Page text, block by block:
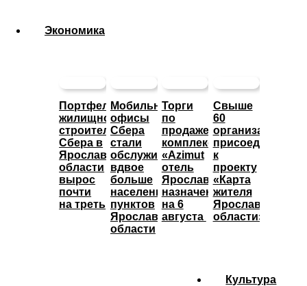
Экономика
Портфель
жилищного
строительства
Сбера в
Ярославской
области
вырос
почти
на треть
Мобильные
офисы
Сбера
стали
обслуживать
вдвое
больше
населенных
пунктов
Ярославской
области
Торги
по
продаже
комплекса
«Azimut
отель
Ярославль»
назначены
на 6
августа
Свыше
60
организаций
присоединились
к
проекту
«Карта
жителя
Ярославской
области»
Культура